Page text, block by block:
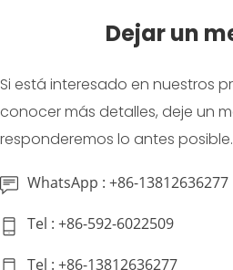
Dejar un
Si está interesado en nuestros
conocer más detalles, deje un
responderemos lo antes posible.
WhatsApp : +86-13812636277
Tel : +86-592-6022509
Tel : +86-13812636277